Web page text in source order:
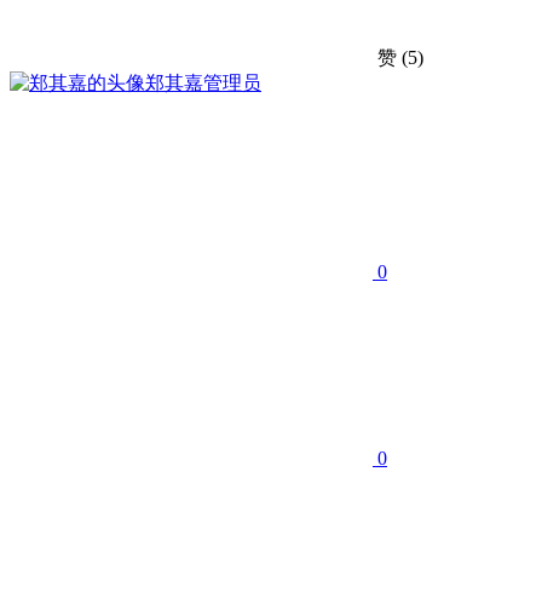
赞 (5)
郑其嘉管理员
0
0